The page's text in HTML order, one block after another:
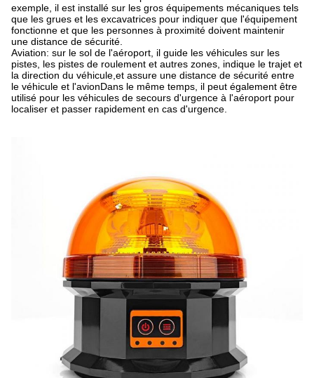
exemple, il est installé sur les gros équipements mécaniques tels
que les grues et les excavatrices pour indiquer que l'équipement
fonctionne et que les personnes à proximité doivent maintenir
une distance de sécurité.
Aviation: sur le sol de l'aéroport, il guide les véhicules sur les
pistes, les pistes de roulement et autres zones, indique le trajet et
la direction du véhicule,et assure une distance de sécurité entre
le véhicule et l'avionDans le même temps, il peut également être
utilisé pour les véhicules de secours d'urgence à l'aéroport pour
localiser et passer rapidement en cas d'urgence.